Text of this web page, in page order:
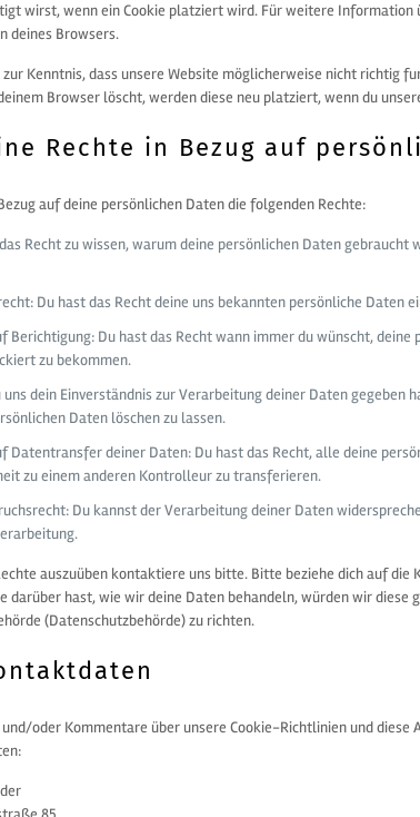
wirst, wenn ein Cookie platziert wird. Für weitere Information
deines Browsers.
Kenntnis, dass unsere Website möglicherweise nicht richtig
Browser löscht, werden diese neu platziert, wenn du
Rechte in Bezug auf
auf deine persönlichen Daten die folgenden Rechte:
Recht zu wissen, warum deine persönlichen Daten
Du hast das Recht deine uns bekannten persönliche Daten
Berichtigung: Du hast das Recht wann immer du wünscht,
zu bekommen.
uns dein Einverständnis zur Verarbeitung deiner Daten gegeben
Daten löschen zu lassen.
Datentransfer deiner Daten: Du hast das Recht, alle deine
zu einem anderen Kontrolleur zu transferieren.
Du kannst der Verarbeitung deiner Daten
auszuüben kontaktiere uns bitte. Bitte beziehe dich auf
darüber hast, wie wir deine Daten behandeln, würden wir diese
(Datenschutzbehörde) zu richten.
und/oder Kommentare über unsere Cookie-Richtlinien und